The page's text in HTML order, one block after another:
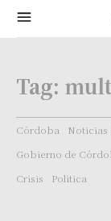
Tag:
Córdoba Noticias
Gobierno de
Crisis
Politica